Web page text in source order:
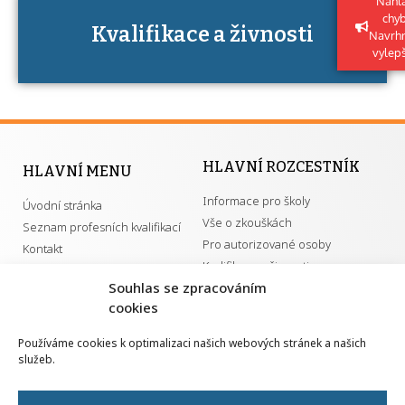
Souhlas se zpracováním
cookies
Používáme cookies k optimalizaci našich webových stránek a našich
služeb.
Kvalifikace a živnosti
U řady živností je podmínkou k jejímu
HLAVNÍ MENU
Úvodní stránka
Seznam profesních kvalifikací
Kontakt
HLAVNÍ ROZCESTNÍK
Informace pro školy
Vše o zkouškách
Pro autorizované osoby
Kvalifikace a živnosti
GDPR
Národní pedagogický institut ČR